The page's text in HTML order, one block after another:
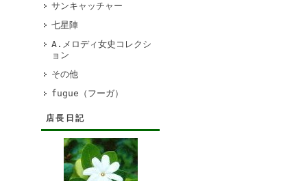
サンキャッチャー
七星陣
A.メロディ女史コレクシ
ョン
その他
fugue（フーガ）
店長日記